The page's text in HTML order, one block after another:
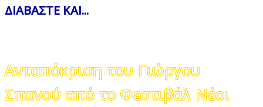
ΔΙΑΒΑΣΤΕ ΚΑΙ...
Ανταπόκριση του Γιώργου
Σπανού από το Φεστιβάλ Νέοι